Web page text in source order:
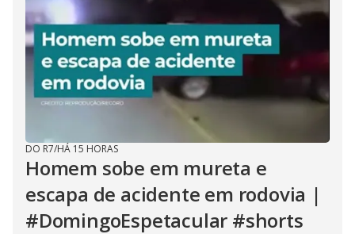
DO R7/HÁ 15 HORAS
Homem sobe em mureta e
escapa de acidente em rodovia |
#DomingoEspetacular #shorts